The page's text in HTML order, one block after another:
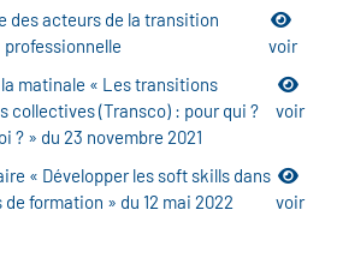
des acteurs de la transition
professionnelle
voir
la matinale « Les transitions
collectives (Transco) : pour qui ?
? » du 23 novembre 2021
voir
« Développer les soft skills dans
formation » du 12 mai 2022
voir